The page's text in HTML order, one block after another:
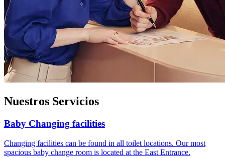
Nuestros Servicios
Baby Changing facilities
Changing facilities can be found in all toilet locations. Our most
spacious baby change room is located at the East Entrance.